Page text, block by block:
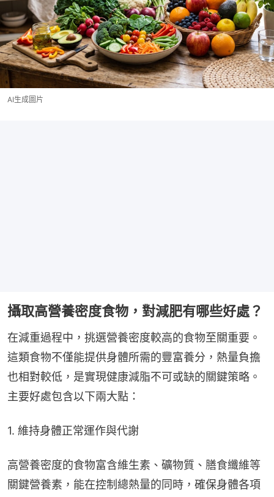
AI生成圖片
攝取高營養密度食物，對減肥有哪些好處？
在減重過程中，挑選營養密度較高的食物至關重要。
這類食物不僅能提供身體所需的豐富養分，熱量負擔
也相對較低，是實現健康減脂不可或缺的關鍵策略。
主要好處包含以下兩大點：
1. 維持身體正常運作與代謝
高營養密度的食物富含維生素、礦物質、膳食纖維等
關鍵營養素，能在控制總熱量的同時，確保身體各項